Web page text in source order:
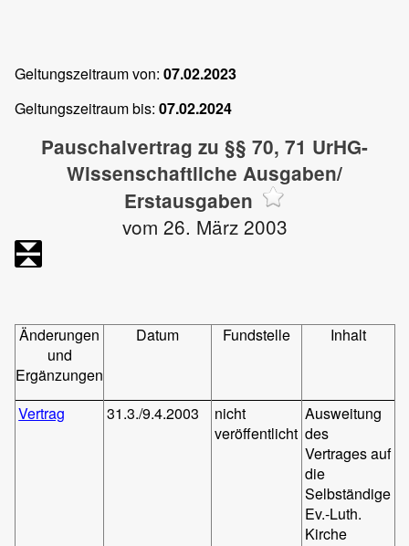
Geltungszeitraum von: 07.02.2023
Geltungszeitraum bis: 07.02.2024
Pauschalvertrag zu §§ 70, 71 UrHG-
Wissenschaftliche Ausgaben/
Erstausgaben
vom 26. März 2003
Änderungen
und
Ergänzungen
Datum Fundstelle Inhalt
Vertrag 31.3./9.4.2003
nicht
veröffentlicht
Ausweitung
des
Vertrages auf
die
Selbständige
Ev.-Luth.
Kirche